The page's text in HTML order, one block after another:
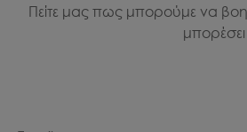
Πείτε μας πως μπορούμε να